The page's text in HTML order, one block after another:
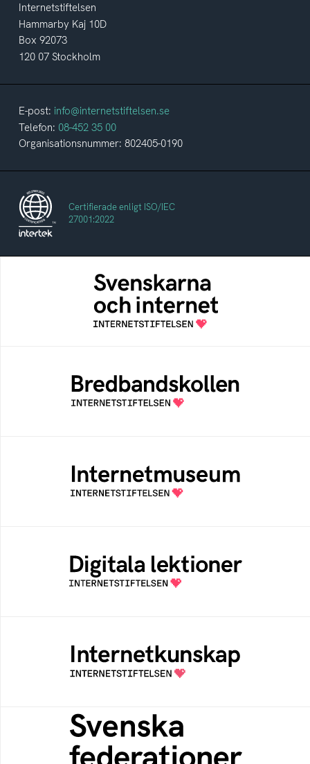
Internetstiftelsen
Hammarby Kaj 10D
Box 92073
120 07 Stockholm
E-post: info@internetstiftelsen.se
Telefon: 08-452 35 00
Organisationsnummer: 802405-0190
Certifierade enligt ISO/IEC
27001:2022
Svenskarna och internet
En årlig studie av svenska folkets
internetvanor
Bredbandskollen är ett oberoende
konsumentverktyg som drivs av
Internetstiftelsen
Ett digitalt museum som byggts, och kureras
av Internetstiftelsen
Öppen digital lärresurs med färdiga lektioner
för alla stadier i grundskolan
Samlad kunskap som hjälper dig att bli en
säker och medveten internetanvändare
Svenska federationer
Grunden för medlemskap i en sektors- eller
kontextspecifik federation